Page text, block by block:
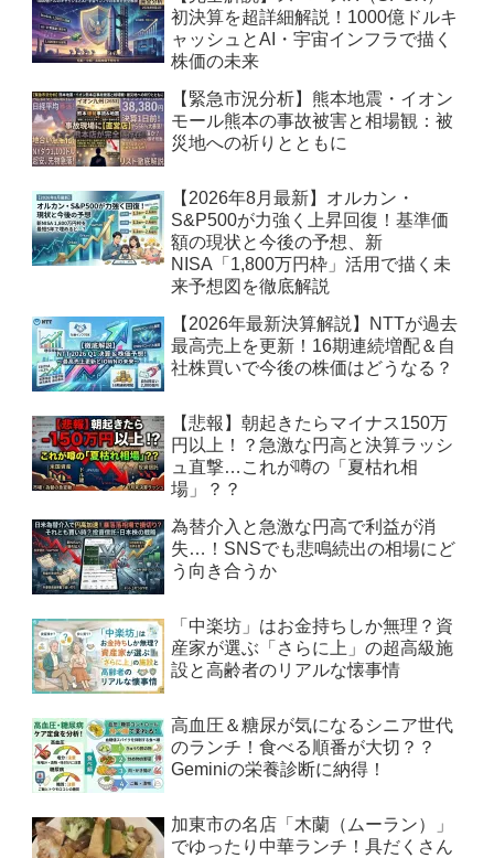
初決算を超詳細解説！1000億ドルキ
ャッシュとAI・宇宙インフラで描く
株価の未来
【緊急市況分析】熊本地震・イオン
モール熊本の事故被害と相場観：被
災地への祈りとともに
【2026年8月最新】オルカン・
S&P500が力強く上昇回復！基準価
額の現状と今後の予想、新
NISA「1,800万円枠」活用で描く未
来予想図を徹底解説
【2026年最新決算解説】NTTが過去
最高売上を更新！16期連続増配＆自
社株買いで今後の株価はどうなる？
【悲報】朝起きたらマイナス150万
円以上！？急激な円高と決算ラッシ
ュ直撃…これが噂の「夏枯れ相
場」？？
為替介入と急激な円高で利益が消
失…！SNSでも悲鳴続出の相場にど
う向き合うか
「中楽坊」はお金持ちしか無理？資
産家が選ぶ「さらに上」の超高級施
設と高齢者のリアルな懐事情
高血圧＆糖尿が気になるシニア世代
のランチ！食べる順番が大切？？
Geminiの栄養診断に納得！
加東市の名店「木蘭（ムーラン）」
でゆったり中華ランチ！具だくさん